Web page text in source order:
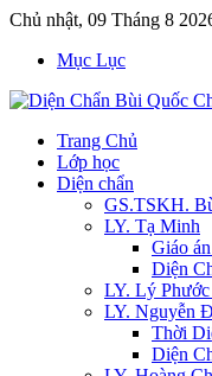
Chủ nhật, 09 Tháng 8
Mục Lục
Trang Chủ
Lớp học
Diện chẩn
GS.TSKH.
LY. Tạ Minh
Giáo
Diện
LY. Lý
LY. Nguyễn
Thời
Diện